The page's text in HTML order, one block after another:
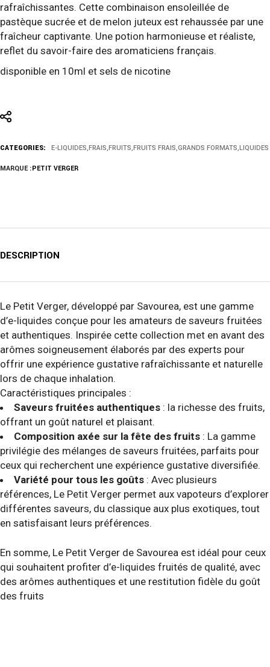
rafraîchissantes. Cette combinaison ensoleillée de
pastèque sucrée et de melon juteux est rehaussée par une
fraîcheur captivante. Une potion harmonieuse et réaliste,
reflet du savoir-faire des aromaticiens français.
disponible en 10ml et sels de nicotine
CATEGORIES: E-LIQUIDES,FRAIS,FRUITS,FRUITS FRAIS,GRANDS FORMATS,LIQUIDES
MARQUE :PETIT VERGER
DESCRIPTION
Le Petit Verger, développé par Savourea, est une gamme
d’e-liquides conçue pour les amateurs de saveurs fruitées
et authentiques. Inspirée cette collection met en avant des
arômes soigneusement élaborés par des experts pour
offrir une expérience gustative rafraîchissante et naturelle
lors de chaque inhalation.
Caractéristiques principales :
Saveurs fruitées authentiques : la richesse des fruits,
offrant un goût naturel et plaisant.
Composition axée sur la fête des fruits : La gamme
privilégie des mélanges de saveurs fruitées, parfaits pour
ceux qui recherchent une expérience gustative diversifiée.
Variété pour tous les goûts : Avec plusieurs
références, Le Petit Verger permet aux vapoteurs d’explorer
différentes saveurs, du classique aux plus exotiques, tout
en satisfaisant leurs préférences.
En somme, Le Petit Verger de Savourea est idéal pour ceux
qui souhaitent profiter d’e-liquides fruités de qualité, avec
des arômes authentiques et une restitution fidèle du goût
des fruits